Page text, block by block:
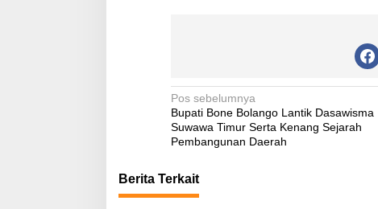
N
a
v
g
Pos sebelumnya
Bupati Bone Bolango Lantik Dasawisma
Suwawa Timur Serta Kenang Sejarah
Pembangunan Daerah
Berita Terkait